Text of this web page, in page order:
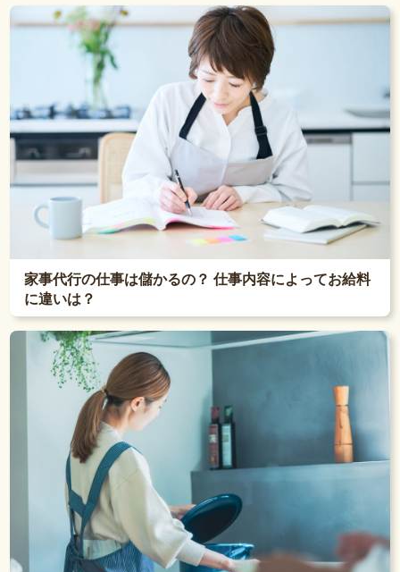
家事代行の仕事は儲かるの？ 仕事内容によってお給料
に違いは？